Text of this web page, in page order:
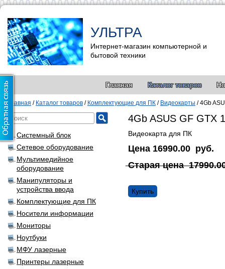
УЛЬТРА
Интернет-магазин компьютерной и
бытовой техники
Главная Каталог товаров
Главная / Каталог товаров / Комплектующие для ПК / Видеокарты / 4Gb
Системный блок
Сетевое оборудование
Мультимедийное
оборудование
Манипуляторы и
устройства ввода
Комплектующие для ПК
Носители информации
Мониторы
Ноутбуки
МФУ лазерные
Принтеры лазерные
4Gb ASUS GF GTX
Видеокарта для ПК
Цена 16990.00 руб.
Старая цена
Купить